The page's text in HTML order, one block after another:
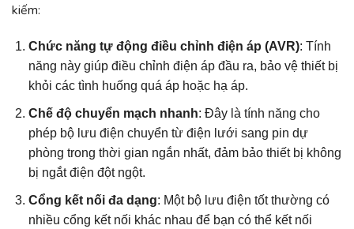
kiếm:
Chức năng tự động điều chỉnh điện áp (AVR): Tính
năng này giúp điều chỉnh điện áp đầu ra, bảo vệ thiết bị
khỏi các tình huống quá áp hoặc hạ áp.
Chế độ chuyển mạch nhanh: Đây là tính năng cho
phép bộ lưu điện chuyển từ điện lưới sang pin dự
phòng trong thời gian ngắn nhất, đảm bảo thiết bị không
bị ngắt điện đột ngột.
Cổng kết nối đa dạng: Một bộ lưu điện tốt thường có
nhiều cổng kết nối khác nhau để bạn có thể kết nối